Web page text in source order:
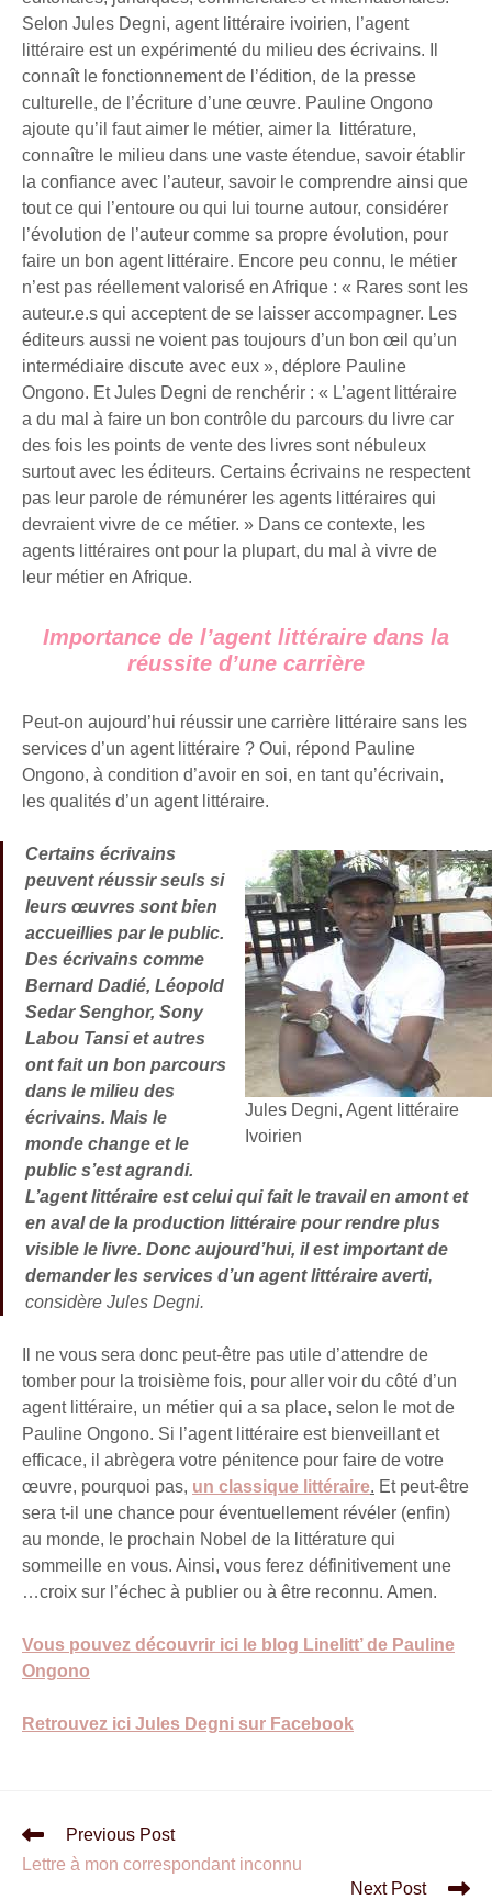
Selon Jules Degni, agent littéraire ivoirien, l’agent
littéraire est un expérimenté du milieu des écrivains. Il
connaît le fonctionnement de l’édition, de la presse
culturelle, de l’écriture d’une œuvre. Pauline Ongono
ajoute qu’il faut aimer le métier, aimer la littérature,
connaître le milieu dans une vaste étendue, savoir établir
la confiance avec l’auteur, savoir le comprendre ainsi que
tout ce qui l’entoure ou qui lui tourne autour, considérer
l’évolution de l’auteur comme sa propre évolution, pour
faire un bon agent littéraire. Encore peu connu, le métier
n’est pas réellement valorisé en Afrique : « Rares sont les
auteur.e.s qui acceptent de se laisser accompagner. Les
éditeurs aussi ne voient pas toujours d’un bon œil qu’un
intermédiaire discute avec eux », déplore Pauline
Ongono. Et Jules Degni de renchérir : « L’agent littéraire
a du mal à faire un bon contrôle du parcours du livre car
des fois les points de vente des livres sont nébuleux
surtout avec les éditeurs. Certains écrivains ne respectent
pas leur parole de rémunérer les agents littéraires qui
devraient vivre de ce métier. » Dans ce contexte, les
agents littéraires ont pour la plupart, du mal à vivre de
leur métier en Afrique.
Importance de l’agent littéraire dans la
réussite d’une carrière
Peut-on aujourd’hui réussir une carrière littéraire sans les
services d’un agent littéraire ? Oui, répond Pauline
Ongono, à condition d’avoir en soi, en tant qu’écrivain,
les qualités d’un agent littéraire.
Jules Degni, Agent littéraire
Ivoirien
Certains écrivains
peuvent réussir seuls si
leurs œuvres sont bien
accueillies par le public.
Des écrivains comme
Bernard Dadié, Léopold
Sedar Senghor, Sony
Labou Tansi et autres
ont fait un bon parcours
dans le milieu des
écrivains. Mais le
monde change et le
public s’est agrandi.
L’agent littéraire est celui qui fait le travail en amont et
en aval de la production littéraire pour rendre plus
visible le livre. Donc aujourd’hui, il est important de
demander les services d’un agent littéraire averti,
considère Jules Degni.
Il ne vous sera donc peut-être pas utile d’attendre de
tomber pour la troisième fois, pour aller voir du côté d’un
agent littéraire, un métier qui a sa place, selon le mot de
Pauline Ongono. Si l’agent littéraire est bienveillant et
efficace, il abrègera votre pénitence pour faire de votre
œuvre, pourquoi pas, un classique littéraire. Et peut-être
sera t-il une chance pour éventuellement révéler (enfin)
au monde, le prochain Nobel de la littérature qui
sommeille en vous. Ainsi, vous ferez définitivement une
…croix sur l’échec à publier ou à être reconnu. Amen.
Vous pouvez découvrir ici le blog Linelitt’ de Pauline
Ongono
Retrouvez ici Jules Degni sur Facebook
Previous Post
Lettre à mon correspondant inconnu
Next Post